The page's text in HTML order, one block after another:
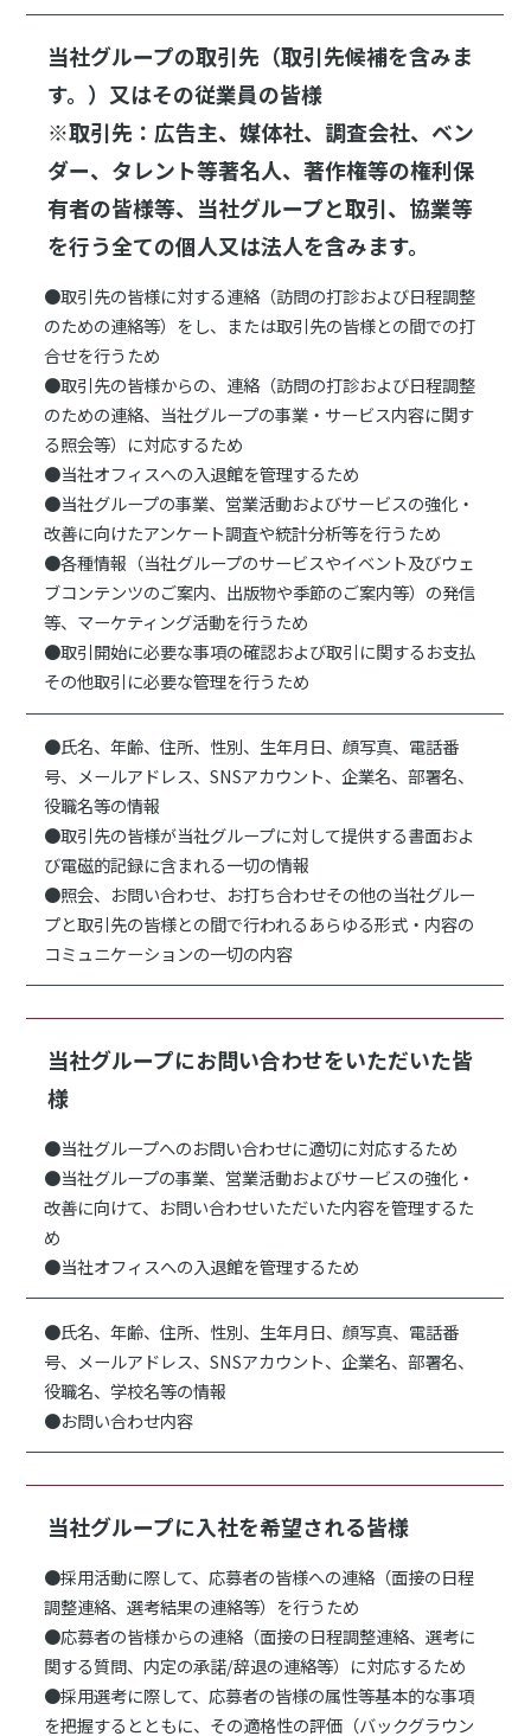
当社グループの取引先（取引先候補を含みま
す。）又はその従業員の皆様
※取引先：広告主、媒体社、調査会社、ベン
ダー、タレント等著名人、著作権等の権利保
有者の皆様等、当社グループと取引、協業等
を行う全ての個人又は法人を含みます。
●取引先の皆様に対する連絡（訪問の打診および日程調整
のための連絡等）をし、または取引先の皆様との間での打
合せを行うため
●取引先の皆様からの、連絡（訪問の打診および日程調整
のための連絡、当社グループの事業・サービス内容に関す
る照会等）に対応するため
●当社オフィスへの入退館を管理するため
●当社グループの事業、営業活動およびサービスの強化・
改善に向けたアンケート調査や統計分析等を行うため
●各種情報（当社グループのサービスやイベント及びウェ
ブコンテンツのご案内、出版物や季節のご案内等）の発信
等、マーケティング活動を行うため
●取引開始に必要な事項の確認および取引に関するお支払
その他取引に必要な管理を行うため
●氏名、年齢、住所、性別、生年月日、顔写真、電話番
号、メールアドレス、SNSアカウント、企業名、部署名、
役職名等の情報
●取引先の皆様が当社グループに対して提供する書面およ
び電磁的記録に含まれる一切の情報
●照会、お問い合わせ、お打ち合わせその他の当社グルー
プと取引先の皆様との間で行われるあらゆる形式・内容の
コミュニケーションの一切の内容
当社グループにお問い合わせをいただいた皆
様
●当社グループへのお問い合わせに適切に対応するため
●当社グループの事業、営業活動およびサービスの強化・
改善に向けて、お問い合わせいただいた内容を管理するた
め
●当社オフィスへの入退館を管理するため
●氏名、年齢、住所、性別、生年月日、顔写真、電話番
号、メールアドレス、SNSアカウント、企業名、部署名、
役職名、学校名等の情報
●お問い合わせ内容
当社グループに入社を希望される皆様
●採用活動に際して、応募者の皆様への連絡（面接の日程
調整連絡、選考結果の連絡等）を行うため
●応募者の皆様からの連絡（面接の日程調整連絡、選考に
関する質問、内定の承諾/辞退の連絡等）に対応するため
●採用選考に際して、応募者の皆様の属性等基本的な事項
を把握するとともに、その適格性の評価（バックグラウン